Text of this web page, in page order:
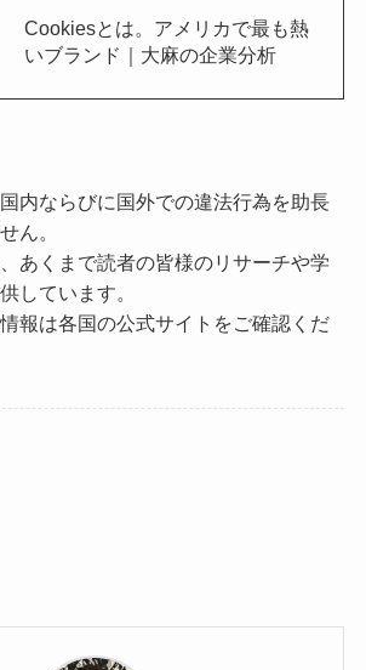
Cookiesとは。アメリカで最も熱
いブランド｜大麻の企業分析
内ならびに国外での違法行為を助長
ん。
あくまで読者の皆様のリサーチや学
しています。
報は各国の公式サイトをご確認くだ